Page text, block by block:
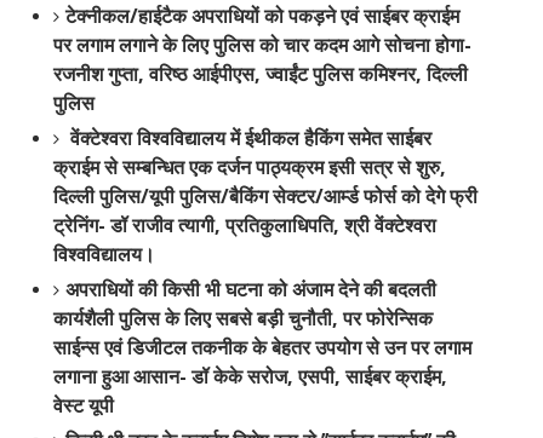
टेक्नीकल/हाईटैक अपराधियों को पकड़ने एवं साईबर क्राईम
पर लगाम लगाने के लिए पुलिस को चार कदम आगे सोचना होगा-
रजनीश गुप्ता, वरिष्ठ आईपीएस, ज्वाईंट पुलिस कमिश्नर, दिल्ली
पुलिस
वेंक्टेश्वरा विश्वविद्यालय में ईथीकल हैकिंग समेत साईबर
क्राईम से सम्बन्धित एक दर्जन पाठ्यक्रम इसी सत्र से शुरु,
दिल्ली पुलिस/यूपी पुलिस/बैकिंग सेक्टर/आर्म्ड फोर्स को देगे फ्री
ट्रेनिंग- डॉ राजीव त्यागी, प्रतिकुलाधिपति, श्री वेंक्टेश्वरा
विश्वविद्यालय।
अपराधियों की किसी भी घटना को अंजाम देने की बदलती
कार्यशैली पुलिस के लिए सबसे बड़ी चुनौती, पर फोरेन्सिक
साईन्स एवं डिजीटल तकनीक के बेहतर उपयोग से उन पर लगाम
लगाना हुआ आसान- डॉ केके सरोज, एसपी, साईबर क्राईम,
वेस्ट यूपी